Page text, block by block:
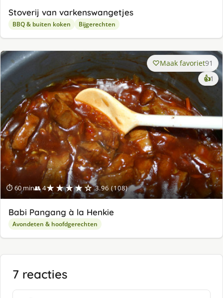
Stoverij van varkenswangetjes
BBQ & buiten koken Bijgerechten
⏱ 60 min👥 4★★★★☆ 3.96 (108)
Maak favoriet91
👍1
Babi Pangang à la Henkie
Avondeten & hoofdgerechten
7 reacties